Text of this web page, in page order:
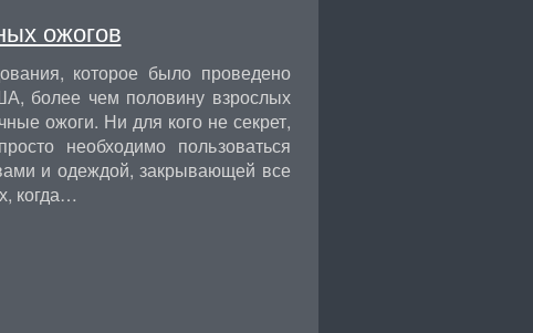
ожогов
которое было проведено
более чем половину взрослых
ожоги. Ни для кого не секрет,
необходимо пользоваться
и одеждой, закрывающей все
когда…